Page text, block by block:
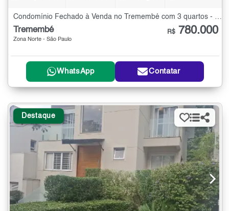
Condomínio Fechado à Venda no Tremembé com 3 quartos - 122 m²
Tremembé
Zona Norte - São Paulo
R$ 780.000
WhatsApp Contatar
Destaque